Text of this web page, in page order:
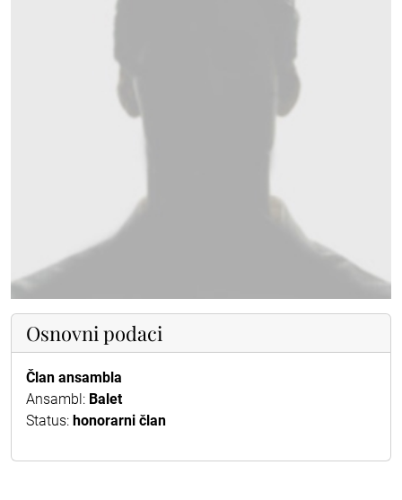
Osnovni podaci
Član ansambla
Ansambl: Balet
Status: honorarni član